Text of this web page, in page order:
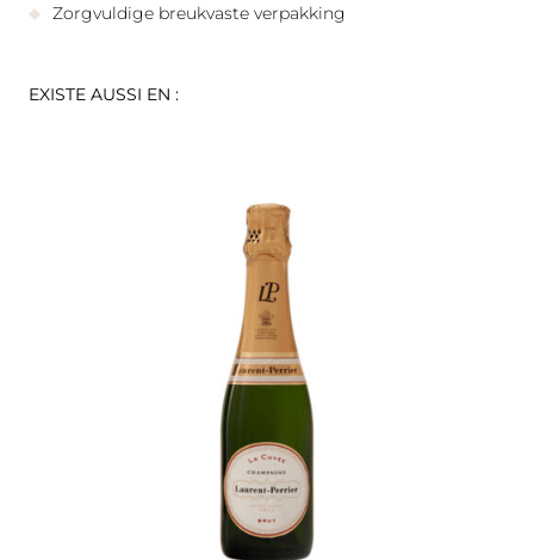
Zorgvuldige breukvaste verpakking
EXISTE AUSSI EN :